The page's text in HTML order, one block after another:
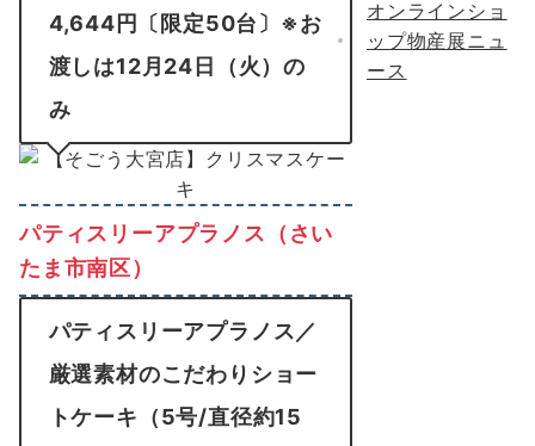
4,644円〔限定50台〕※お
渡しは12月24日（火）の
み
パティスリーアプラノス（さい
たま市南区）
パティスリーアプラノス／
厳選素材のこだわりショー
トケーキ（5号/直径約15
オンラインショ
ップ物産展ニュ
ース